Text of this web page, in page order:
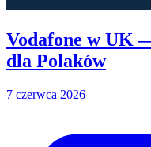
Vodafone w UK
dla Polaków
7 czerwca 2026